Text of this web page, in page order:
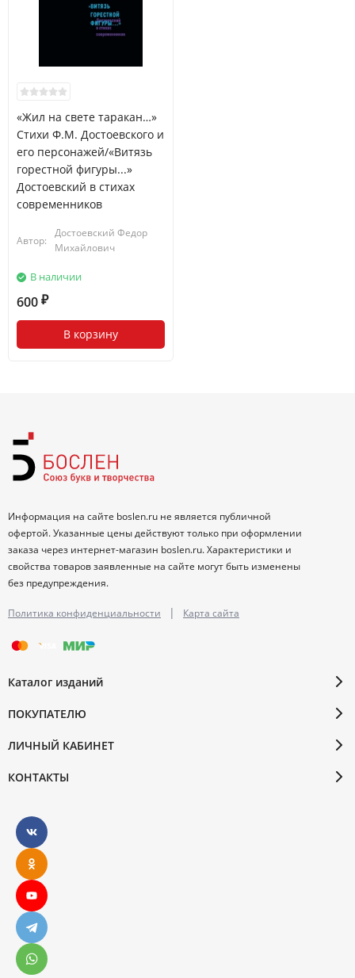
«Жил на свете таракан…»
Стихи Ф.М. Достоевского и
его персонажей/«Витязь
горестной фигуры...»
Достоевский в стихах
современников
Автор:
Достоевский Федор
Михайлович
В наличии
600 ₽
В корзину
Информация на сайте boslen.ru не является публичной
офертой. Указанные цены действуют только при оформлении
заказа через интернет-магазин boslen.ru. Характеристики и
свойства товаров заявленные на сайте могут быть изменены
без предупреждения.
Политика конфиденциальности | Карта сайта
Каталог изданий
ПОКУПАТЕЛЮ
ЛИЧНЫЙ КАБИНЕТ
КОНТАКТЫ